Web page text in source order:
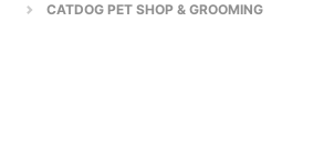
CATDOG PET SHOP & GROOMING